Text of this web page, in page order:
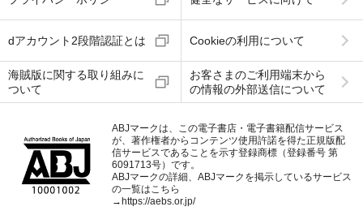
dアカウント2段階認証とは Cookieの利用について
海賊版に関する取り組みに
ついて
お客さまのご利用端末から
の情報の外部送信について
ABJマークは、この電子書店・電子書籍配信サービス
が、著作権者からコンテンツ使用許諾を得た正規版配
信サービスであることを示す登録商標（登録番号 第
6091713号）です。
ABJマークの詳細、ABJマークを掲示しているサービス
の一覧はこちら
→ https://aebs.or.jp/